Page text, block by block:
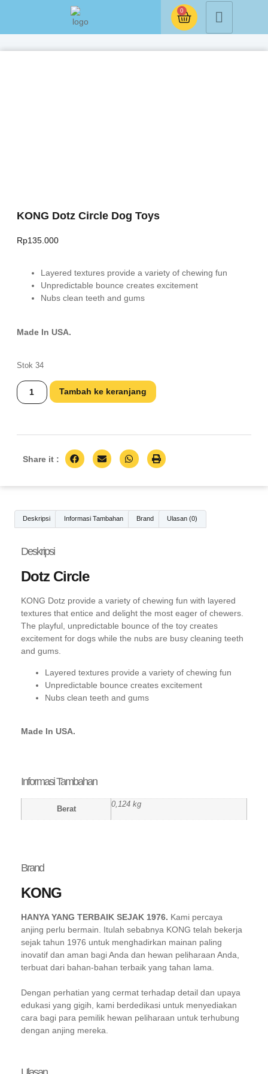
0
KONG Dotz Circle Dog Toys
Rp135.000
Layered textures provide a variety of chewing fun
Unpredictable bounce creates excitement
Nubs clean teeth and gums
Made In USA.
Stok 34
Tambah ke keranjang
Share it :
Deskripsi Informasi Tambahan Brand Ulasan (0)
Deskripsi
Dotz Circle
KONG Dotz provide a variety of chewing fun with layered
textures that entice and delight the most eager of chewers.
The playful, unpredictable bounce of the toy creates
excitement for dogs while the nubs are busy cleaning teeth
and gums.
Layered textures provide a variety of chewing fun
Unpredictable bounce creates excitement
Nubs clean teeth and gums
Made In USA.
Informasi Tambahan
Berat
0,124 kg
Brand
KONG
HANYA YANG TERBAIK SEJAK 1976. Kami percaya
anjing perlu bermain. Itulah sebabnya KONG telah bekerja
sejak tahun 1976 untuk menghadirkan mainan paling
inovatif dan aman bagi Anda dan hewan peliharaan Anda,
terbuat dari bahan-bahan terbaik yang tahan lama.
Dengan perhatian yang cermat terhadap detail dan upaya
edukasi yang gigih, kami berdedikasi untuk menyediakan
cara bagi para pemilik hewan peliharaan untuk terhubung
dengan anjing mereka.